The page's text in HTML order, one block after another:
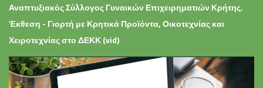
Αναπτυξιακός Σύλλογος Γυναικών Επιχειρηματιών Κρήτης.
Έκθεση - Γιορτή με Κρητικά Προϊόντα, Οικοτεχνίας και
Χειροτεχνίας στο ΔΕΚΚ (vid)